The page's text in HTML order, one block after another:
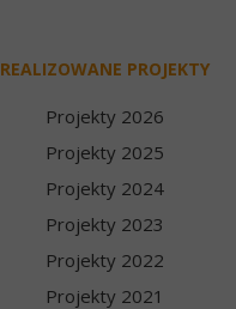
REALIZOWANE PROJEKTY
Projekty 2026
Projekty 2025
Projekty 2024
Projekty 2023
Projekty 2022
Projekty 2021